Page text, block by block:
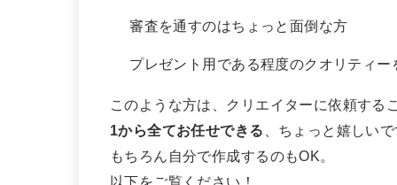
審査を通すのはちょっと面倒な方
プレゼント用である程度のクオリティー
このような方は、クリエイターに依頼する
1から全てお任せできる 、ちょっと嬉しい
もちろん自分で作成するのもOK。